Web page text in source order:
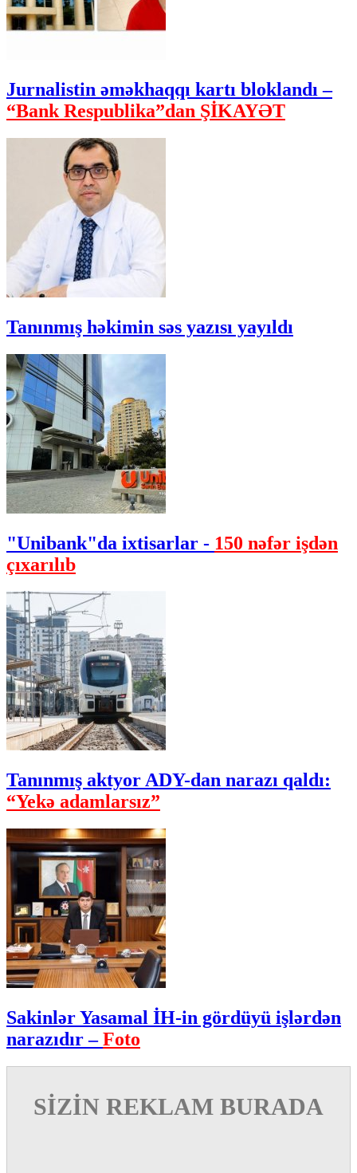
Jurnalistin əməkhaqqı kartı bloklandı –
“Bank Respublika”dan ŞİKAYƏT
Tanınmış həkimin səs yazısı yayıldı
"Unibank"da ixtisarlar - 150 nəfər işdən
çıxarılıb
Tanınmış aktyor ADY-dan narazı qaldı:
“Yekə adamlarsız”
Sakinlər Yasamal İH-in gördüyü işlərdən
narazıdır –Foto
SİZİN REKLAM BURADA